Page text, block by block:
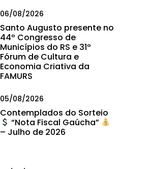
06/08/2026
Santo Augusto presente no
44º Congresso de
Municípios do RS e 31º
Fórum de Cultura e
Economia Criativa da
FAMURS
05/08/2026
Contemplados do Sorteio
“Nota Fiscal Gaúcha”
– Julho de 2026